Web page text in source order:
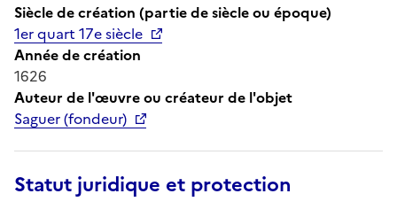
Siècle de création (partie de siècle ou époque)
1er quart 17e siècle
Année de création
1626
Auteur de l'œuvre ou créateur de l'objet
Saguer (fondeur)
Statut juridique et protection